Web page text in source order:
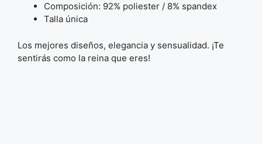
Composición: 92% poliester / 8% spandex
Talla única
Los mejores diseños, elegancia y sensualidad. ¡Te
sentirás como la reina que eres!